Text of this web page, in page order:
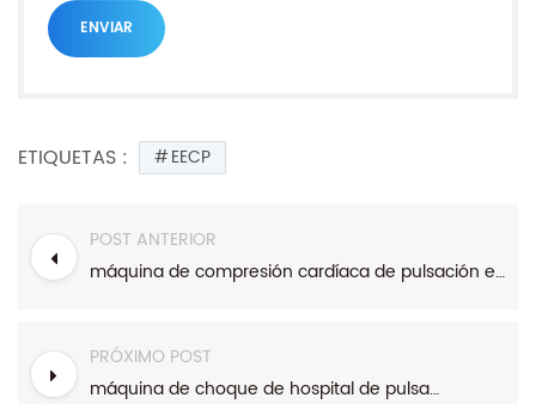
ETIQUETAS : EECP
POST ANTERIOR
máquina de compresión cardíaca de pulsación externa mejorada
PRÓXIMO POST
máquina de choque de hospital de pulsación de contador externo mejorado